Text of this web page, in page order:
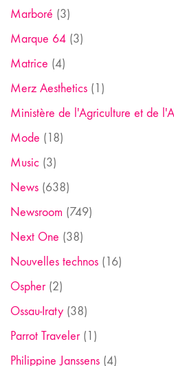
Marboré (3)
Marque 64 (3)
Matrice (4)
Merz Aesthetics (1)
Ministère de l'Agriculture et de
Mode (18)
Music (3)
News (638)
Newsroom (749)
Next One (38)
Nouvelles technos (16)
Ospher(2)
Ossau-Iraty (38)
Parrot Traveler(1)
Philippine Janssens (4)